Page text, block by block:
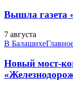
Вышла газета
7 августа
В Балашихе
Новый мост-